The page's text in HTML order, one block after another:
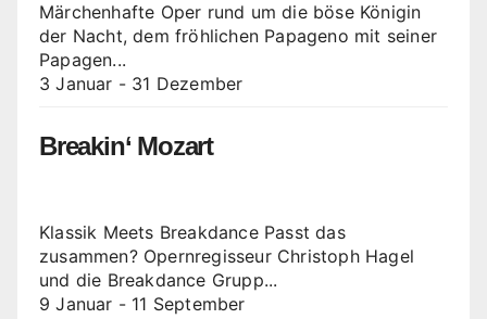
Märchenhafte Oper rund um die böse Königin
der Nacht, dem fröhlichen Papageno mit seiner
Papagen...
3 Januar - 31 Dezember
Breakin‘ Mozart
Klassik Meets Breakdance Passt das
zusammen? Opernregisseur Christoph Hagel
und die Breakdance Grupp...
9 Januar - 11 September